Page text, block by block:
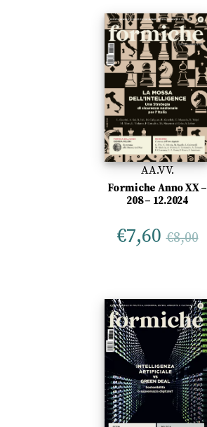
AA.VV.
Formiche Anno XX –
208 – 12.2024
€7,60 €8,00